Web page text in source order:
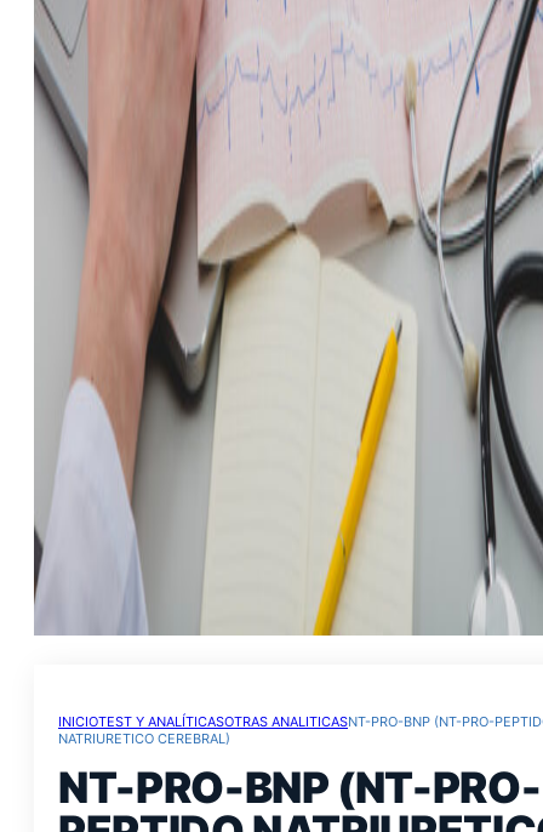
INICIOTEST Y ANALÍTICASOTRAS ANALITICASNT-PRO-BNP (NT-PRO-
NATRIURETICO CEREBRAL)
NT-PRO-BNP (NT-PRO-